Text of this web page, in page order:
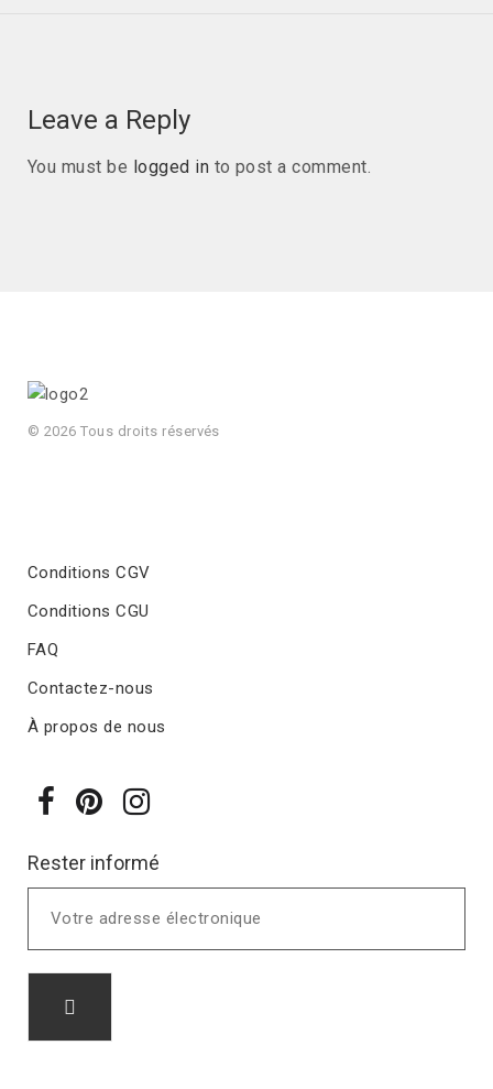
Leave a Reply
You must be logged in to post a comment.
© 2026 Tous droits réservés
Conditions CGV
Conditions CGU
FAQ
Contactez-nous
À propos de nous
Rester informé